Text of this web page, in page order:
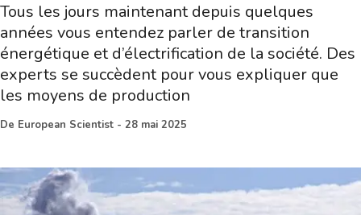
Tous les jours maintenant depuis quelques
années vous entendez parler de transition
énergétique et d’électrification de la société. Des
experts se succèdent pour vous expliquer que
les moyens de production
De European Scientist - 28 mai 2025